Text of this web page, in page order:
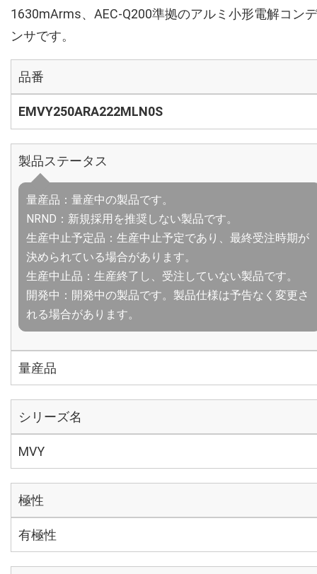
1630mArms、AEC-Q200準拠のアルミ小形電解コンデ
ンサです。
品番
EMVY250ARA222MLN0S
製品ステータス
量産品：量産中の製品です。
NRND：新規採用を推奨しない製品です。
生産中止予定品：生産中止予定であり、最終受注時期が
決められている場合があります。
生産中止品：生産終了し、受注していない製品です。
開発中：開発中の製品です。製品仕様は予告なく変更さ
れる場合があります。
量産品
シリーズ名
MVY
極性
有極性